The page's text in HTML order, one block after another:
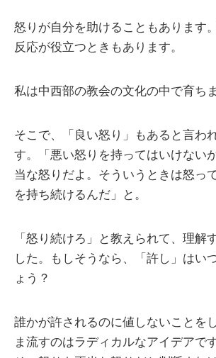
怒りが自分を助けることもあります
反応が役立つときもあります。
私は中西部の教会の文化の中で育ちま
そこで、「良い怒り」もあると言わ
す。「悪い怒りを持ってはいけない
当な怒りだよ。そういうときは怒っ
を持ち続けるんだ」と。
「怒り続けろ」と教えられて、理解
した。もしそうなら、「許し」はい
ょう？
誰かが許されるのに値しないことを
ま流すのはラディカルなアイデアで